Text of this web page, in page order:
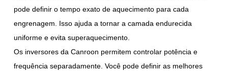
pode definir o tempo exato de aquecimento para cada
engrenagem. Isso ajuda a tornar a camada endurecida
uniforme e evita superaquecimento.
Os inversores da Canroon permitem controlar potência e
frequência separadamente. Você pode definir as melhores